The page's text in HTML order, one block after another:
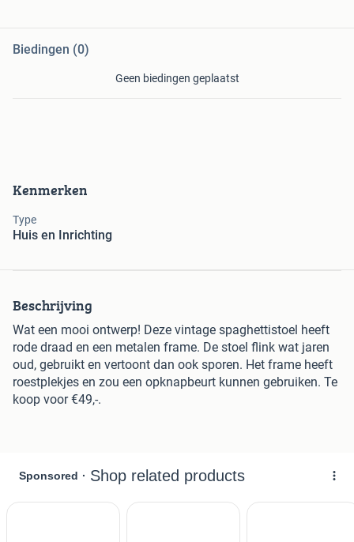
Kenmerken
Type
Huis en Inrichting
Beschrijving
Wat een mooi ontwerp! Deze vintage spaghettistoel heeft
rode draad en een metalen frame. De stoel flink wat jaren
oud, gebruikt en vertoont dan ook sporen. Het frame heeft
roestplekjes en zou een opknapbeurt kunnen gebruiken. Te
koop voor €49,-.
Biedingen (0)
Geen biedingen geplaatst